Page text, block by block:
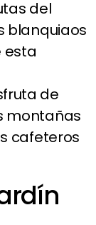
del
blanquiaos
esta
de
montañas
cafeteros